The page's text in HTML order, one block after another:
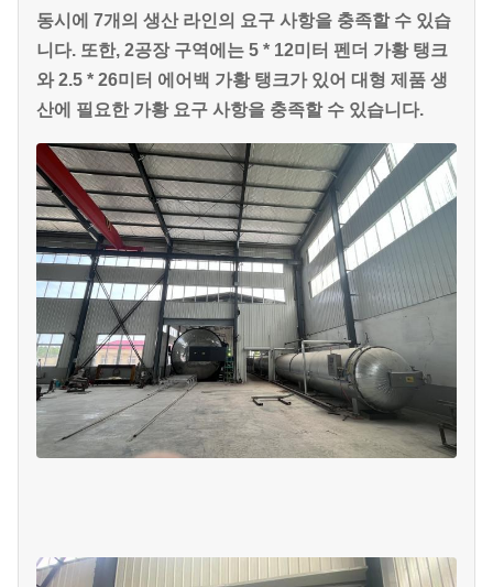
동시에 7개의 생산 라인의 요구 사항을 충족할 수 있습
니다. 또한, 2공장 구역에는 5 * 12미터 펜더 가황 탱크
와 2.5 * 26미터 에어백 가황 탱크가 있어 대형 제품 생
산에 필요한 가황 요구 사항을 충족할 수 있습니다.